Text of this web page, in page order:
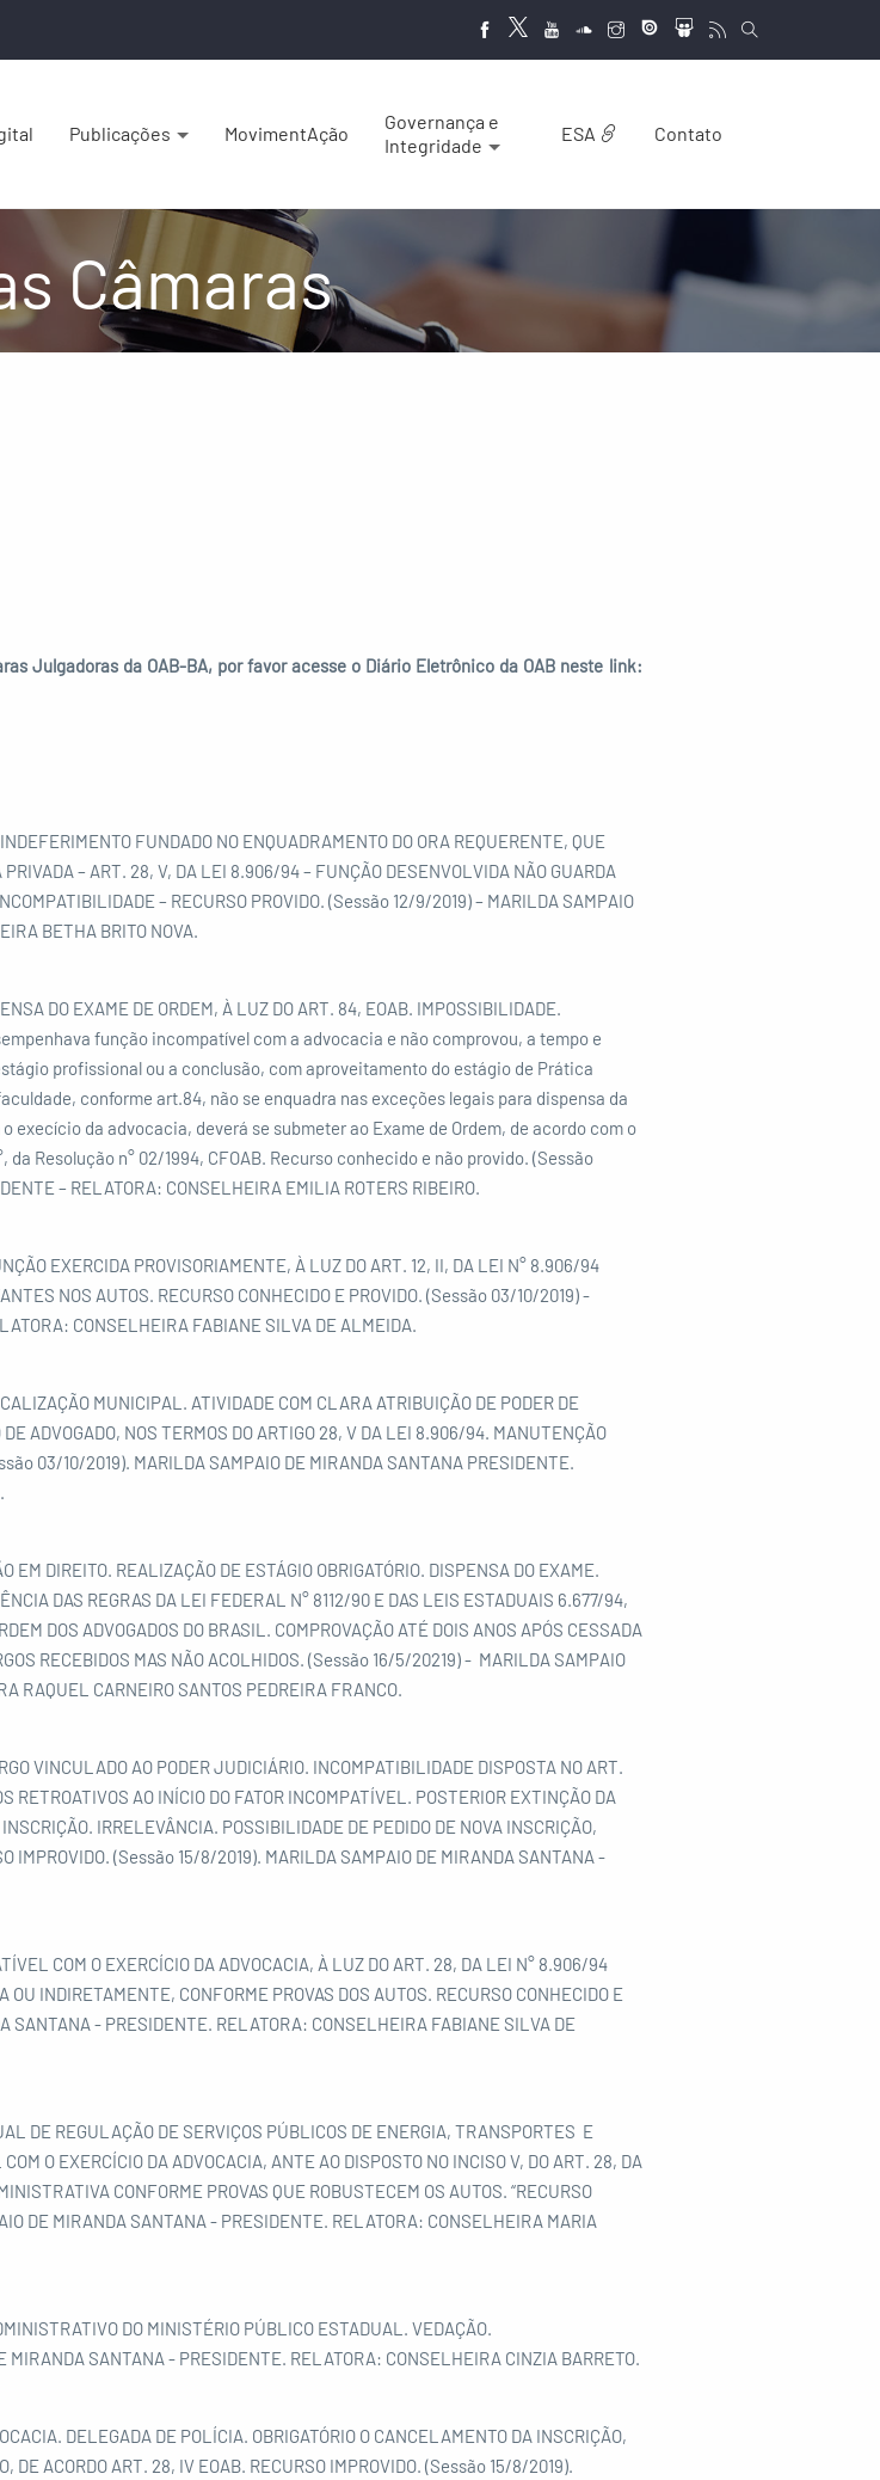
Publicações MovimentAção
Governança e
Integridade
ESA Contato
Câmaras
Julgadoras da OAB-BA, por favor acesse o Diário Eletrônico da OAB neste link:
FUNDADO NO ENQUADRAMENTO DO ORA REQUERENTE, QUE
– ART. 28, V, DA LEI 8.906/94 – FUNÇÃO DESENVOLVIDA NÃO GUARDA
– RECURSO PROVIDO. (Sessão 12/9/2019) – MARILDA SAMPAIO
BETHA BRITO NOVA.
DO EXAME DE ORDEM, À LUZ DO ART. 84, EOAB. IMPOSSIBILIDADE.
função incompatível com a advocacia e não comprovou, a tempo e
profissional ou a conclusão, com aproveitamento do estágio de Prática
conforme art.84, não se enquadra nas exceções legais para dispensa da
da advocacia, deverá se submeter ao Exame de Ordem, de acordo com o
Resolução n° 02/1994, CFOAB. Recurso conhecido e não provido. (Sessão
– RELATORA: CONSELHEIRA EMILIA ROTERS RIBEIRO.
EXERCIDA PROVISORIAMENTE, À LUZ DO ART. 12, II, DA LEI N° 8.906/94
NOS AUTOS. RECURSO CONHECIDO E PROVIDO. (Sessão 03/10/2019) -
CONSELHEIRA FABIANE SILVA DE ALMEIDA.
MUNICIPAL. ATIVIDADE COM CLARA ATRIBUIÇÃO DE PODER DE
ADVOGADO, NOS TERMOS DO ARTIGO 28, V DA LEI 8.906/94. MANUTENÇÃO
03/10/2019). MARILDA SAMPAIO DE MIRANDA SANTANA PRESIDENTE.
EM DIREITO. REALIZAÇÃO DE ESTÁGIO OBRIGATÓRIO. DISPENSA DO EXAME.
DAS REGRAS DA LEI FEDERAL N° 8112/90 E DAS LEIS ESTADUAIS 6.677/94,
DOS ADVOGADOS DO BRASIL. COMPROVAÇÃO ATÉ DOIS ANOS APÓS CESSADA
RECEBIDOS MAS NÃO ACOLHIDOS. (Sessão 16/5/20219) - MARILDA SAMPAIO
RAQUEL CARNEIRO SANTOS PEDREIRA FRANCO.
VINCULADO AO PODER JUDICIÁRIO. INCOMPATIBILIDADE DISPOSTA NO ART.
RETROATIVOS AO INÍCIO DO FATOR INCOMPATÍVEL. POSTERIOR EXTINÇÃO DA
IRRELEVÂNCIA. POSSIBILIDADE DE PEDIDO DE NOVA INSCRIÇÃO,
IMPROVIDO. (Sessão 15/8/2019). MARILDA SAMPAIO DE MIRANDA SANTANA -
COM O EXERCÍCIO DA ADVOCACIA, À LUZ DO ART. 28, DA LEI N° 8.906/94
INDIRETAMENTE, CONFORME PROVAS DOS AUTOS. RECURSO CONHECIDO E
SANTANA - PRESIDENTE. RELATORA: CONSELHEIRA FABIANE SILVA DE
DE REGULAÇÃO DE SERVIÇOS PÚBLICOS DE ENERGIA, TRANSPORTES E
O EXERCÍCIO DA ADVOCACIA, ANTE AO DISPOSTO NO INCISO V, DO ART. 28, DA
CONFORME PROVAS QUE ROBUSTECEM OS AUTOS. “RECURSO
DE MIRANDA SANTANA - PRESIDENTE. RELATORA: CONSELHEIRA MARIA
DO MINISTÉRIO PÚBLICO ESTADUAL. VEDAÇÃO.
SANTANA - PRESIDENTE. RELATORA: CONSELHEIRA CINZIA BARRETO.
DELEGADA DE POLÍCIA. OBRIGATÓRIO O CANCELAMENTO DA INSCRIÇÃO,
DE ACORDO ART. 28, IV EOAB. RECURSO IMPROVIDO. (Sessão 15/8/2019).